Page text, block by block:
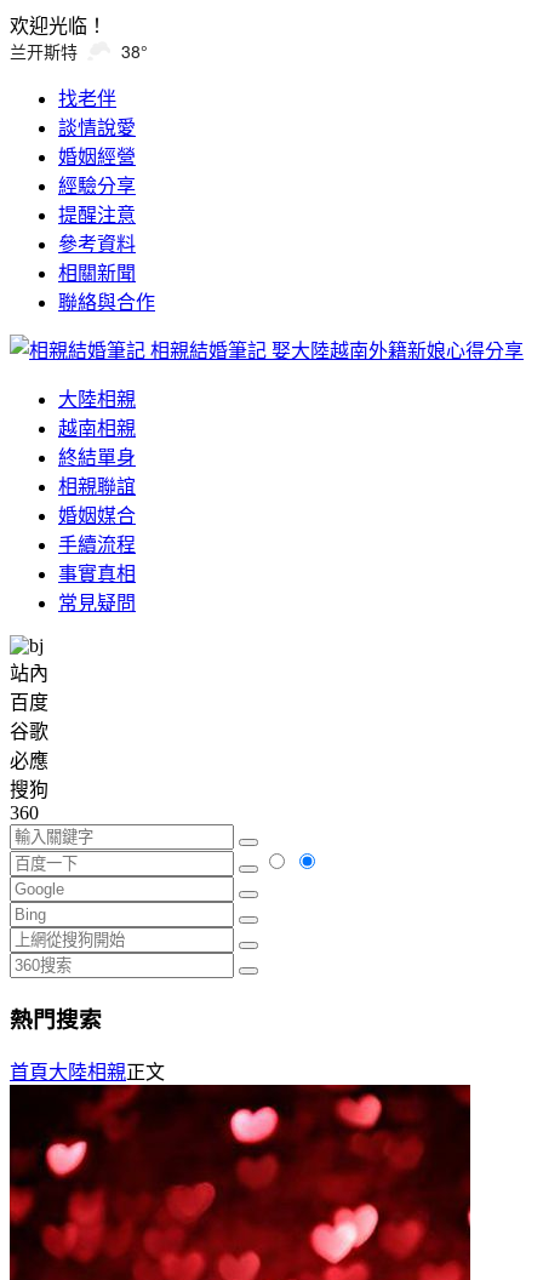
欢迎光临！
兰开斯特 38°
找老伴
談情說愛
婚姻經營
經驗分享
提醒注意
參考資料
相關新聞
聯絡與合作
相親結婚筆記 娶大陸越南外籍新娘心得分享
大陸相親
越南相親
終結單身
相親聯誼
婚姻媒合
手續流程
事實真相
常見疑問
站內
百度
谷歌
必應
搜狗
360
熱門搜索
首頁大陸相親正文